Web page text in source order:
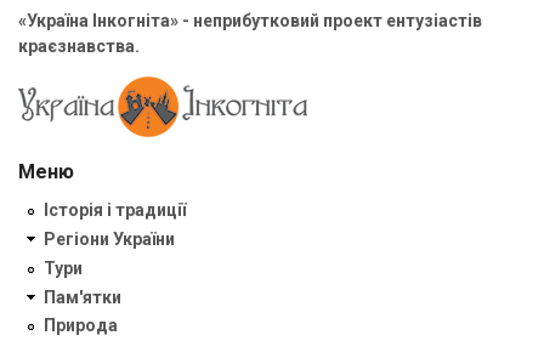
«Україна Інкогніта» - неприбутковий проект ентузіастів
краєзнавства.
Меню
Історія і традиції
Регіони України
Тури
Пам'ятки
Природа